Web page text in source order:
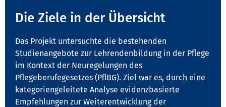
Die Ziele in der Übersicht
Das Projekt untersuchte die bestehenden
Studienangebote zur Lehrendenbildung in der Pflege
im Kontext der Neuregelungen des
Pflegeberufegesetzes (PflBG). Ziel war es, durch eine
kategoriengeleitete Analyse evidenzbasierte
Empfehlungen zur Weiterentwicklung der